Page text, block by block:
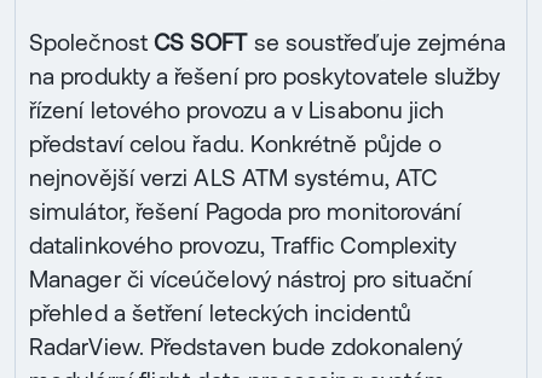
Společnost CS SOFTse soustřeďuje zejména
na produkty a řešení pro poskytovatele služby
řízení letového provozu a v Lisabonu jich
představí celou řadu. Konkrétně půjde o
nejnovější verzi ALS ATM systému, ATC
simulátor, řešení Pagoda pro monitorování
datalinkového provozu, Traffic Complexity
Manager či víceúčelový nástroj pro situační
přehled a šetření leteckých incidentů
RadarView. Představen bude zdokonalený